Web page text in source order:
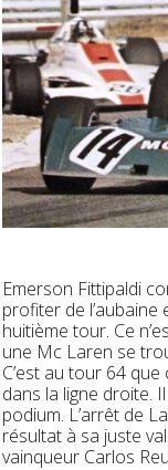
Emerson Fittipaldi
profiter de
huitième tour. Ce
une Mc Laren se
C’est au tour 64 que
dans la ligne droite.
podium. L’arrêt de
résultat à sa juste
vainqueur Carlos